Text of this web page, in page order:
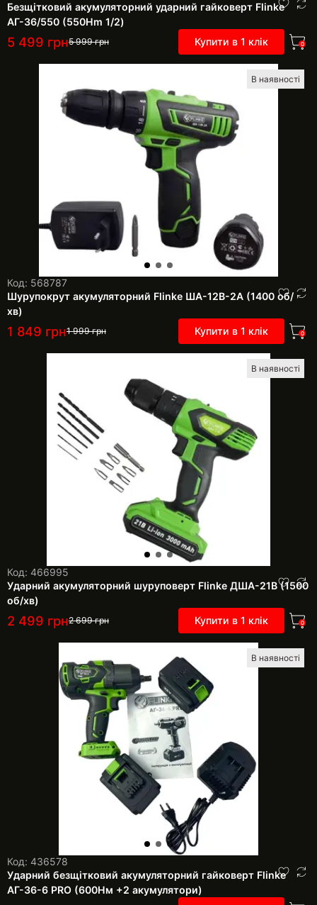
Безщітковий акумуляторний ударний гайковерт Flinke
АГ-36/550 (550Нm 1/2)
5 499 грн5 999грн Купити в 1 клік 0
В наявності
Код: 568787
Шурупокрут акумуляторний Flinke ША-12В-2А (1400 об/
хв)
1 849 грн1 999грн Купити в 1 клік 0
В наявності
Код: 466995
Ударний акумуляторний шуруповерт Flinke ДША-21В (1500
об/хв)
2 499 грн2 699грн Купити в 1 клік 0
В наявності
Код: 436578
Ударний безщітковий акумуляторний гайковерт Flinke
АГ-36-6 PRO (600Нм +2 акумулятори)